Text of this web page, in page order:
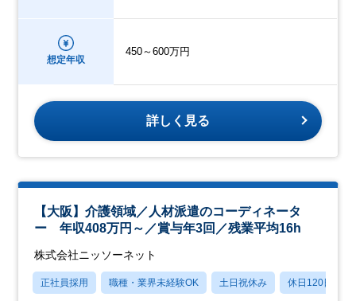
想定年収
450～600万円
詳しく見る
【大阪】介護領域／人材派遣のコーディネータ
ー 年収408万円～／賞与年3回／残業平均16h
株式会社ニッソーネット
正社員採用 職種・業界未経験OK 土日祝休み 休日120日以上